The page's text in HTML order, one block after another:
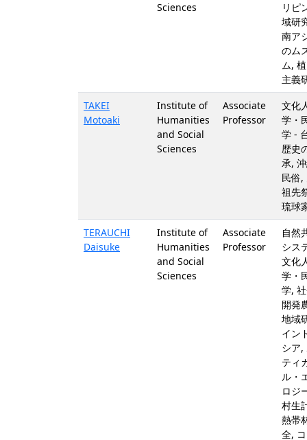
Sciences
リピ
域研
南ア
のム
ム,
主義
TAKEI
Motoaki
Institute of
Humanities
and Social
Sciences
Associate
Professor
文化
学・
学 -
歴史
承,
民俗,
祖先
琉球
TERAUCHI
Daisuke
Institute of
Humanities
and Social
Sciences
Associate
Professor
自然
シス
文化
学・
学,
開発
地域
イン
シア,
ティ
ル・
ロジ
村生
熱帯
全,